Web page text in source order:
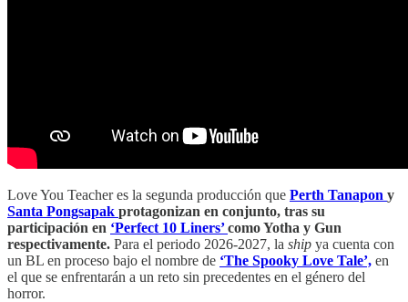
Love You Teacher es la segunda producción que Perth Tanapon y
Santa Pongsapak protagonizan en conjunto, tras su
participación en ‘Perfect 10 Liners’como Yotha y Gun
respectivamente. Para el periodo 2026-2027, la ship ya cuenta con
un BL en proceso bajo el nombre de ‘The Spooky Love Tale’, en
el que se enfrentarán a un reto sin precedentes en el género del
horror.